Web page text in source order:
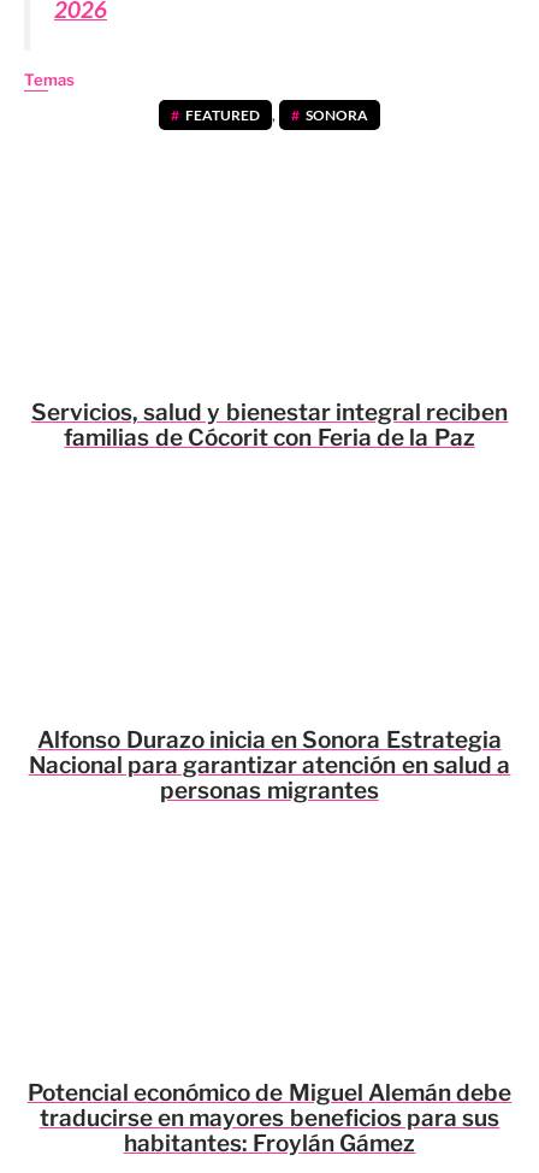
2026
Temas
FEATURED , SONORA
Servicios, salud y bienestar integral reciben
familias de Cócorit con Feria de la Paz
Alfonso Durazo inicia en Sonora Estrategia
Nacional para garantizar atención en salud a
personas migrantes
Potencial económico de Miguel Alemán debe
traducirse en mayores beneficios para sus
habitantes: Froylán Gámez